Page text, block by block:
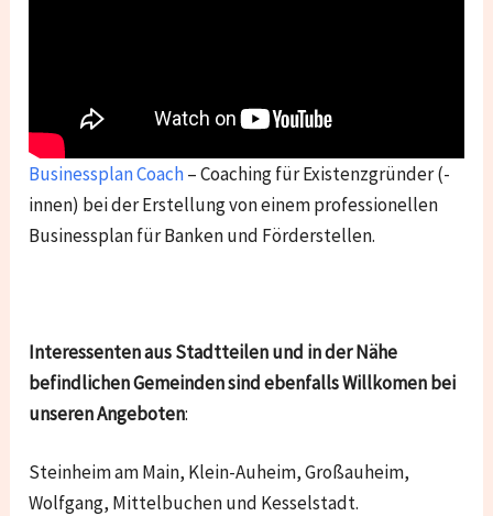
Businessplan Coach– Coaching für Existenzgründer (-
innen) bei der Erstellung von einem professionellen
Businessplan für Banken und Förderstellen.
Interessenten aus Stadtteilen und in der Nähe
befindlichen Gemeinden sind ebenfalls Willkomen bei
unseren Angeboten:
Steinheim am Main, Klein-Auheim, Großauheim,
Wolfgang, Mittelbuchen und Kesselstadt.